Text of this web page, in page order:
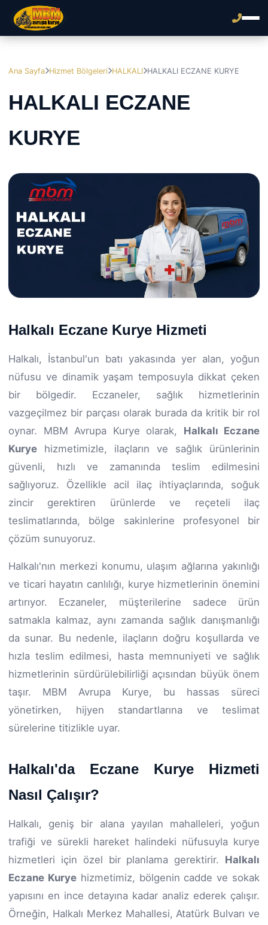
Ana Sayfa Hizmet Bölgeleri HALKALI HALKALI ECZANE KURYE
HALKALI ECZANE
KURYE
Halkalı Eczane Kurye Hizmeti
Halkalı, İstanbul'un batı yakasında yer alan, yoğun
nüfusu ve dinamik yaşam temposuyla dikkat çeken
bir bölgedir. Eczaneler, sağlık hizmetlerinin
vazgeçilmez bir parçası olarak burada da kritik bir rol
oynar. MBM Avrupa Kurye olarak, Halkalı Eczane
Kurye hizmetimizle, ilaçların ve sağlık ürünlerinin
güvenli, hızlı ve zamanında teslim edilmesini
sağlıyoruz. Özellikle acil ilaç ihtiyaçlarında, soğuk
zincir gerektiren ürünlerde ve reçeteli ilaç
teslimatlarında, bölge sakinlerine profesyonel bir
çözüm sunuyoruz.
Halkalı'nın merkezi konumu, ulaşım ağlarına yakınlığı
ve ticari hayatın canlılığı, kurye hizmetlerinin önemini
artırıyor. Eczaneler, müşterilerine sadece ürün
satmakla kalmaz, aynı zamanda sağlık danışmanlığı
da sunar. Bu nedenle, ilaçların doğru koşullarda ve
hızla teslim edilmesi, hasta memnuniyeti ve sağlık
hizmetlerinin sürdürülebilirliği açısından büyük önem
taşır. MBM Avrupa Kurye, bu hassas süreci
yönetirken, hijyen standartlarına ve teslimat
sürelerine titizlikle uyar.
Halkalı'da Eczane Kurye Hizmeti
Nasıl Çalışır?
Halkalı, geniş bir alana yayılan mahalleleri, yoğun
trafiği ve sürekli hareket halindeki nüfusuyla kurye
hizmetleri için özel bir planlama gerektirir. Halkalı
Eczane Kuryehizmetimiz, bölgenin cadde ve sokak
yapısını en ince detayına kadar analiz ederek çalışır.
Örneğin, Halkalı Merkez Mahallesi, Atatürk Bulvarı ve